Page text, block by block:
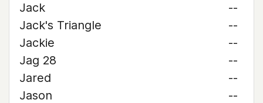
Jack
--
Jack's Triangle
--
Jackie
--
Jag 28
--
Jared
--
Jason
--